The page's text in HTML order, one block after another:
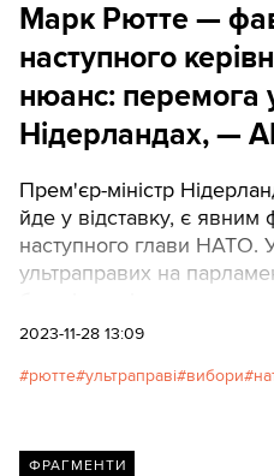
Марк Рютте —
наступного
нюанс: перемога
Нідерландах, —
Прем'єр-міністр
йде у відставку, є
наступного глави НАТО.
ультраправих на
Рютте.
2023-11-28 13:09
рютте ультраправі вибори
ФРАГМЕНТИ